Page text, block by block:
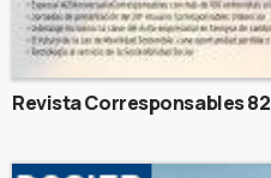
Revista Corresponsables 82